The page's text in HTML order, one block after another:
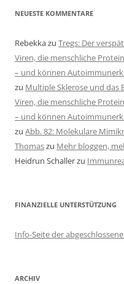
NEUESTE KOMMENTARE
Rebekkazu Tregs: Der
Viren, die menschliche
– und können
zu Multiple Sklerose und das
Viren, die menschliche
– und können
zu Abb. 82: Molekulare
Thomaszu Mehr bloggen,
Heidrun Schallerzu
FINANZIELLE UNTERSTÜTZUNG
Info-Seite der
ARCHIV